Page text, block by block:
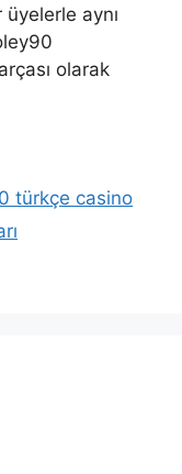
aynı
olarak
türkçe casino